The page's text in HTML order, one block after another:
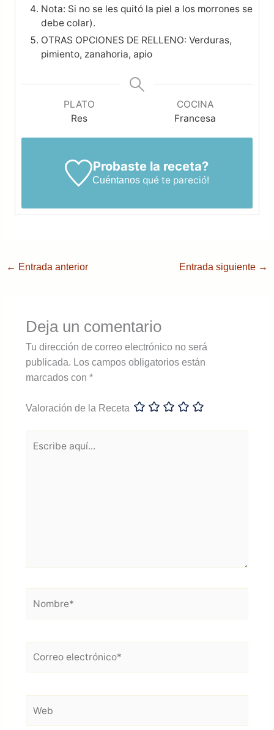
Nota: Si no se les quitó la piel a los morrones se
debe colar).
OTRAS OPCIONES DE RELLENO: Verduras,
pimiento, zanahoria, apio
PLATO
Res
COCINA
Francesa
Probaste la receta?
Cuéntanosqué te pareció!
← Entrada anterior Entrada siguiente →
Deja un comentario
Tu dirección de correo electrónico no será
publicada. Los campos obligatorios están
marcados con *
Valoración de la Receta
aquí...